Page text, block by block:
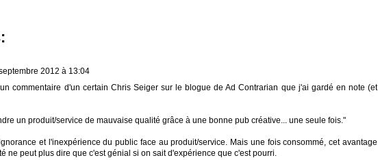
2012 à 13:04
commentaire d'un certain Chris Seiger sur le blogue de Ad Contrarian que j'ai gardé en note (et
un produit/service de mauvaise qualité grâce à une bonne pub créative... une seule fois."
et l'inexpérience du public face au produit/service. Mais une fois consommé, cet avantage
ne peut plus dire que c'est génial si on sait d'expérience que c'est pourri.